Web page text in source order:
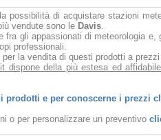
possibilità di acquistare stazioni
vendute sono le Davis.
gli appassionati di meteorologia e,
professionali.
la vendita di questi prodotti a
dispone della più estesa ed
prodotti e per conoscerne i prezzi
o per personalizzare un preventivo